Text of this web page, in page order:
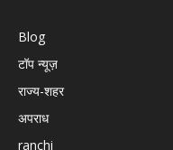
Blog
टॉप न्यूज़
राज्य-शहर
अपराध
ranchi